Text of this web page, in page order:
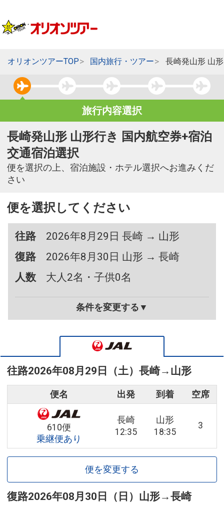
オリオンツアーTOP 国内旅行・ツアー 長崎発山形 山
旅行内容選択
長崎発山形 山形行き 国内航空券+宿泊
交通宿泊選択
便を選択の上、宿泊施設・ホテル選択へお進みくだ
さい
便を選択してください
往路
2026年8月29日 長崎 → 山形
復路
2026年8月30日 山形 → 長崎
人数
大人2名・子供0名
条件を変更する▼
往路2026年08月29日（土） 長崎→ 山形
便名 出発 到着 空席
610便
乗継便あり
長崎
12:35
山形
18:35
3
便を変更する
復路2026年08月30日（日） 山形→長崎